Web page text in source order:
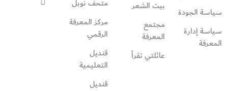
سياسة الجودة
سياسة إدارة
المعرفة
بيت الشعر
مجتمع
المعرفة
عائلتي تقرأ‎
متحف نوبل
مركز المعرفة
الرقمي
قنديل
التعليمية
قنديل